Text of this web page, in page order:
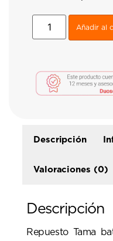
Añadir al
Descripción
Valoraciones (0)
Descripción
Repuesto Tama